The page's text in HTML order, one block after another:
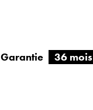
Garantie 36 mois